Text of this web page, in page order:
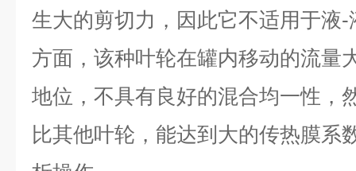
生大的剪切力，因此它不适用于液
方面，该种叶轮在罐内移动的流量
地位，不具有良好的混合均一性，
比其他叶轮，能达到大的传热膜系